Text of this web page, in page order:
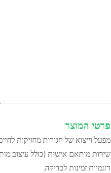
פרטי המוצר
מפעל וייצוא של חגורות מחזיקות
שירות מותאם אישית (כולל עיצוב
דוגמיות זמינות לבדיקה.